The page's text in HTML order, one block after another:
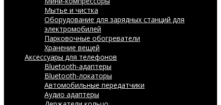
Мытье и чистка
Оборудование для зарядных станций для
электромобилей
Парковочные обогреватели
Хранение вещей
Аксессуары для телефонов
Bluetooth-адаптеры
Bluetooth-локаторы
Автомобильные передатчики
Аудио адаптеры